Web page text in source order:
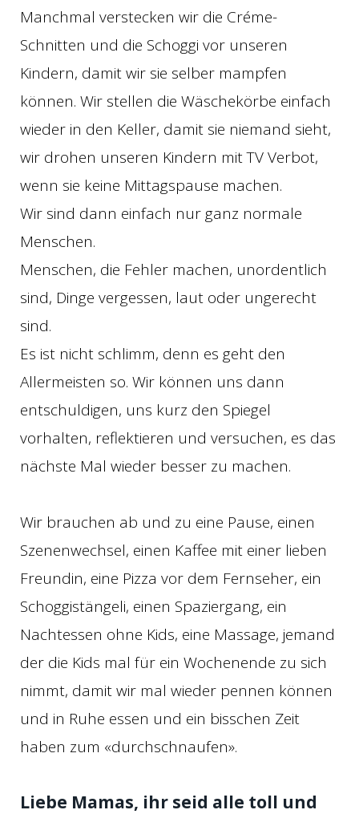
Manchmal verstecken wir die Créme-
Schnitten und die Schoggi vor unseren
Kindern, damit wir sie selber mampfen
können. Wir stellen die Wäschekörbe einfach
wieder in den Keller, damit sie niemand sieht,
wir drohen unseren Kindern mit TV Verbot,
wenn sie keine Mittagspause machen.
Wir sind dann einfach nur ganz normale
Menschen.
Menschen, die Fehler machen, unordentlich
sind, Dinge vergessen, laut oder ungerecht
sind.
Es ist nicht schlimm, denn es geht den
Allermeisten so. Wir können uns dann
entschuldigen, uns kurz den Spiegel
vorhalten, reflektieren und versuchen, es das
nächste Mal wieder besser zu machen.
Wir brauchen ab und zu eine Pause, einen
Szenenwechsel, einen Kaffee mit einer lieben
Freundin, eine Pizza vor dem Fernseher, ein
Schoggistängeli, einen Spaziergang, ein
Nachtessen ohne Kids, eine Massage, jemand
der die Kids mal für ein Wochenende zu sich
nimmt, damit wir mal wieder pennen können
und in Ruhe essen und ein bisschen Zeit
haben zum «durchschnaufen».
Liebe Mamas, ihr seid alle toll und